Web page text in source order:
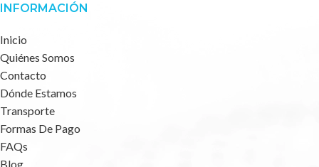
INFORMACIÓN
Inicio
Quiénes Somos
Contacto
Dónde Estamos
Transporte
Formas De Pago
FAQs
Blog